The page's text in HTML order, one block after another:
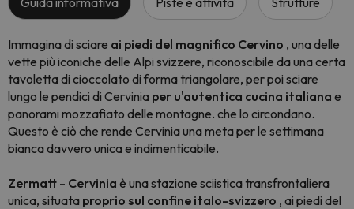
Immagina di sciare ai piedi del magnifico Cervino , una delle
vette più iconiche delle Alpi svizzere, riconoscibile da una certa
tavoletta di cioccolato di forma triangolare, per poi sciare
lungo le pendici di Cervinia per u'autentica cucina italiana e
panorami mozzafiato delle montagne. che lo circondano.
Questo è ciò che rende Cervinia una meta per le settimana
bianca davvero unica e indimenticabile.
Zermatt - Cervinia è una stazione sciistica transfrontaliera
unica, situata proprio sul confine italo-svizzero , ai piedi del